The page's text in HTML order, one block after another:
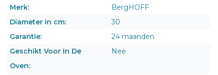
Merk:
BergHOFF
Diameter in cm:
30
Garantie:
24 maanden
Geschikt Voor In De
Oven:
Nee